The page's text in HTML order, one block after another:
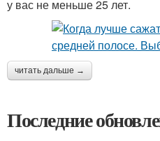
у вас не меньше 25 лет.
читать дальше →
Последние